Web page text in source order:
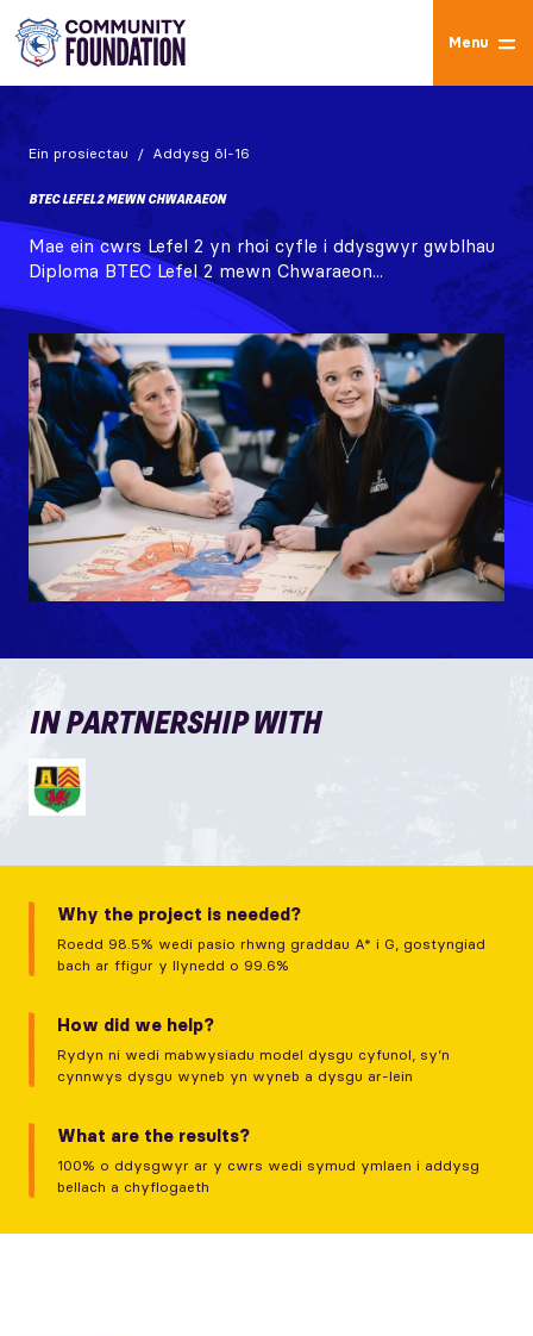
Menu
Ein prosiectau Addysg ôl-16
BTEC LEFEL 2 MEWN CHWARAEON
Mae ein cwrs Lefel 2 yn rhoi cyfle i ddysgwyr gwblhau
Diploma BTEC Lefel 2 mewn Chwaraeon...
IN PARTNERSHIP WITH
Why the project is needed?
Roedd 98.5% wedi pasio rhwng graddau A* i G, gostyngiad
bach ar ffigur y llynedd o 99.6%
How did we help?
Rydyn ni wedi mabwysiadu model dysgu cyfunol, sy’n
cynnwys dysgu wyneb yn wyneb a dysgu ar-lein
What are the results?
100% o ddysgwyr ar y cwrs wedi symud ymlaen i addysg
bellach a chyflogaeth